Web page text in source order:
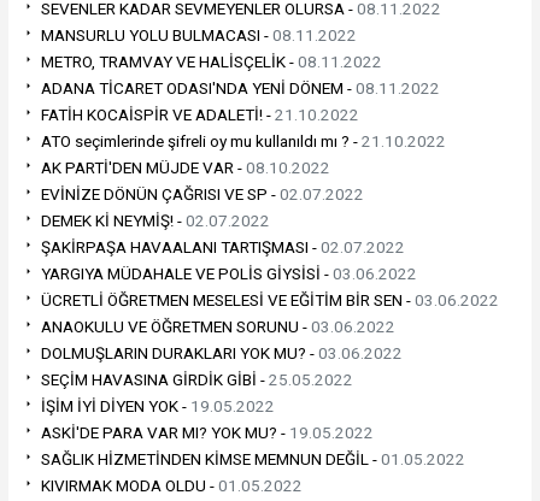
SEVENLER KADAR SEVMEYENLER OLURSA -08.11.2022
MANSURLU YOLU BULMACASI -08.11.2022
METRO, TRAMVAY VE HALİSÇELİK -08.11.2022
ADANA TİCARET ODASI'NDA YENİ DÖNEM -08.11.2022
FATİH KOCAİSPİR VE ADALETİ! -21.10.2022
ATO seçimlerinde şifreli oy mu kullanıldı mı ? -21.10.2022
AK PARTİ'DEN MÜJDE VAR -08.10.2022
EVİNİZE DÖNÜN ÇAĞRISI VE SP -02.07.2022
DEMEK Kİ NEYMİŞ! -02.07.2022
ŞAKİRPAŞA HAVAALANI TARTIŞMASI -02.07.2022
YARGIYA MÜDAHALE VE POLİS GİYSİSİ -03.06.2022
ÜCRETLİ ÖĞRETMEN MESELESİ VE EĞİTİM BİR SEN -03.06.2022
ANAOKULU VE ÖĞRETMEN SORUNU -03.06.2022
DOLMUŞLARIN DURAKLARI YOK MU? -03.06.2022
SEÇİM HAVASINA GİRDİK GİBİ -25.05.2022
İŞİM İYİ DİYEN YOK - 19.05.2022
ASKİ'DE PARA VAR MI? YOK MU? - 19.05.2022
SAĞLIK HİZMETİNDEN KİMSE MEMNUN DEĞİL -01.05.2022
KIVIRMAK MODA OLDU -01.05.2022